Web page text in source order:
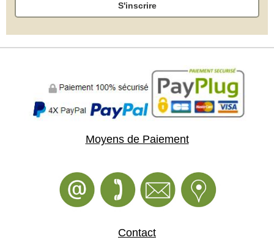
S'inscrire
Moyens de Paiement
Contact